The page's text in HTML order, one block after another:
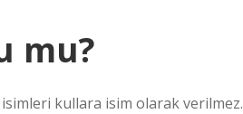
mu?
isimleri kullara isim olarak verilmez.